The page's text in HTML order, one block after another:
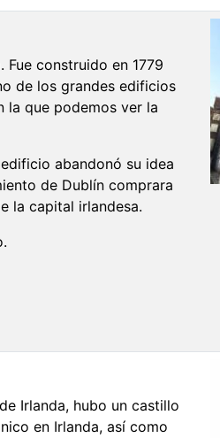
construido en 1779
de los grandes edificios
la que podemos ver la
abandonó su idea
de Dublín comprara
la capital irlandesa.
Irlanda, hubo un castillo
en Irlanda, así como